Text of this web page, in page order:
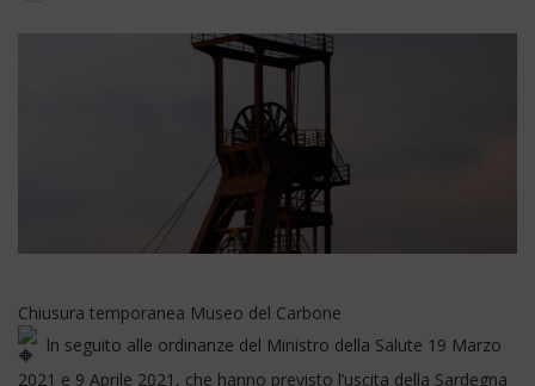
Chiusura temporanea Museo del Carbone
ln seguito alle ordinanze del Ministro della Salute 19 Marzo
2021 e 9 Aprile 2021, che hanno previsto l’uscita della Sardegna